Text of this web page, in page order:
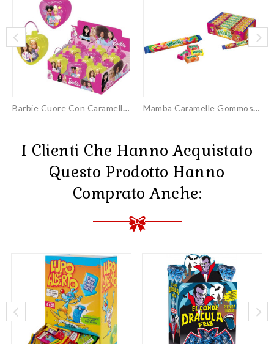
Barbie Cuore Con Caramelle... Mamba Caramelle Gommose...
I Clienti Che Hanno Acquistato
Questo Prodotto Hanno
Comprato Anche: